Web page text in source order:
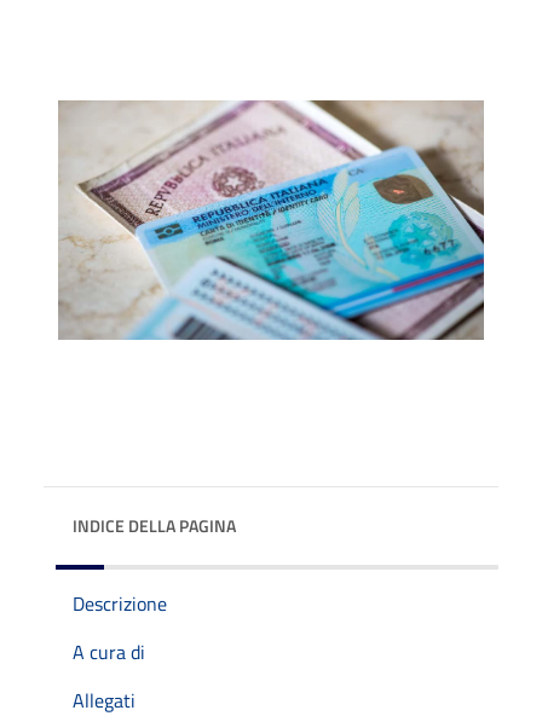
INDICE DELLA PAGINA
Descrizione
A cura di
Allegati